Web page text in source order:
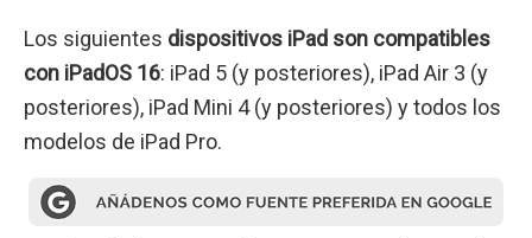
Los siguientes dispositivos iPad son compatibles
con iPadOS 16: iPad 5 (y posteriores), iPad Air 3 (y
posteriores), iPad Mini 4 (y posteriores) y todos los
modelos de iPad Pro.